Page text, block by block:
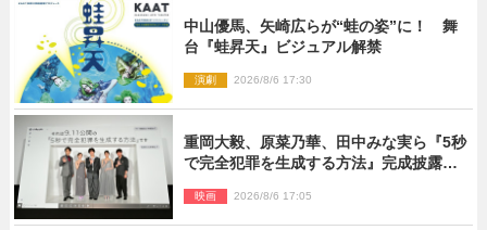
中山優馬、矢崎広らが“蛙の姿”に！ 舞
台『蛙昇天』ビジュアル解禁
演劇 2026/8/6 17:30
重岡大毅、原菜乃華、田中みな実ら『5秒
で完全犯罪を生成する方法』完成披露に
映画 2026/8/6 17:05